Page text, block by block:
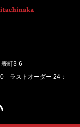
町3-6
ラストオーダー 24：